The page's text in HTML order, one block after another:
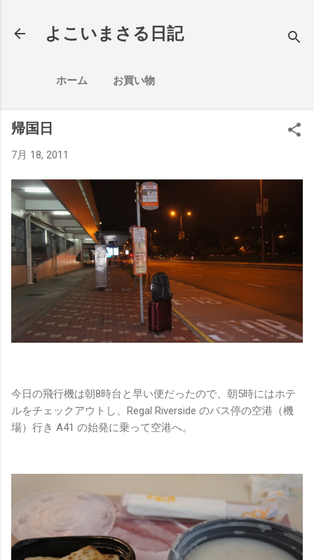
よこいまさる日記
ホーム お買い物
帰国日
7月 18, 2011
今日の飛行機は朝8時台と早い便だったので、朝5時にはホテ
ルをチェックアウトし、Regal Riverside のバス停の空港（機
場）行き A41 の始発に乗って空港へ。